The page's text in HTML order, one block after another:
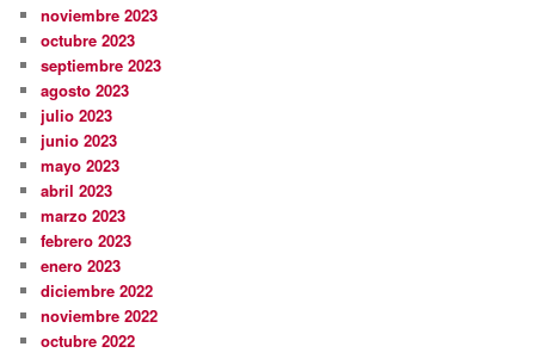
noviembre 2023
octubre 2023
septiembre 2023
agosto 2023
julio 2023
junio 2023
mayo 2023
abril 2023
marzo 2023
febrero 2023
enero 2023
diciembre 2022
noviembre 2022
octubre 2022